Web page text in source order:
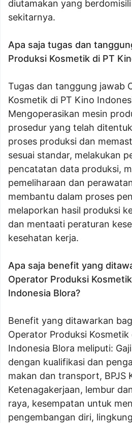
diutamakan yang
sekitarnya.
Apa saja tugas dan
Produksi Kosmetik di PT
Tugas dan tanggung jawab
Kosmetik di PT Kino
Mengoperasikan mesin
prosedur yang telah
proses produksi dan
sesuai standar, melakukan
pencatatan data produksi,
pemeliharaan dan
membantu dalam proses
melaporkan hasil produksi
dan mentaati peraturan
kesehatan kerja.
Apa saja benefit yang
Operator Produksi
Indonesia Blora?
Benefit yang ditawarkan
Operator Produksi Kosmetik
Indonesia Blora meliputi:
dengan kualifikasi dan
makan dan transport, BPJS
Ketenagakerjaan, lembur
raya, kesempatan untuk
pengembangan diri,